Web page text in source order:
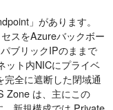
」があります。
スをAzureバックボー
ブリックIPのままで
ット内NICにプライベ
全に遮断した閉域通
Zone は、主にこの